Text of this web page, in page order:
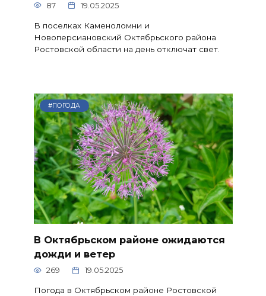
87 19.05.2025
В поселках Каменоломни и
Новоперсиановский Октябрьского района
Ростовской области на день отключат свет.
#ПОГОДА
В Октябрьском районе ожидаются
дожди и ветер
269 19.05.2025
Погода в Октябрьском районе Ростовской